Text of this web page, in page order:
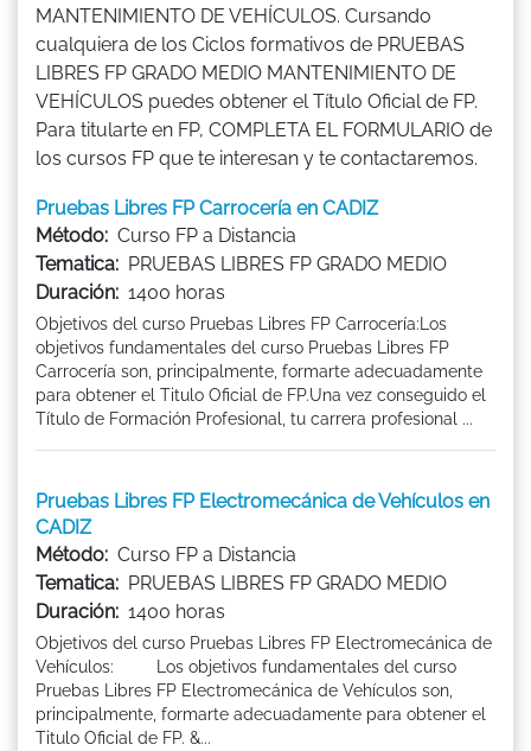
MANTENIMIENTO DE VEHÍCULOS. Cursando
cualquiera de los Ciclos formativos de PRUEBAS
LIBRES FP GRADO MEDIO MANTENIMIENTO DE
VEHÍCULOS puedes obtener el Título Oficial de FP.
Para titularte en FP, COMPLETA EL FORMULARIO de
los cursos FP que te interesan y te contactaremos.
Pruebas Libres FP Carrocería en CADIZ
Método: Curso FP a Distancia
Tematica: PRUEBAS LIBRES FP GRADO MEDIO
Duración: 1400 horas
Objetivos del curso Pruebas Libres FP Carrocería:Los
objetivos fundamentales del curso Pruebas Libres FP
Carrocería son, principalmente, formarte adecuadamente
para obtener el Titulo Oficial de FP.Una vez conseguido el
Título de Formación Profesional, tu carrera profesional ...
Pruebas Libres FP Electromecánica de Vehículos en
CADIZ
Método: Curso FP a Distancia
Tematica: PRUEBAS LIBRES FP GRADO MEDIO
Duración: 1400 horas
Objetivos del curso Pruebas Libres FP Electromecánica de
Vehículos: Los objetivos fundamentales del curso
Pruebas Libres FP Electromecánica de Vehículos son,
principalmente, formarte adecuadamente para obtener el
Titulo Oficial de FP. &...